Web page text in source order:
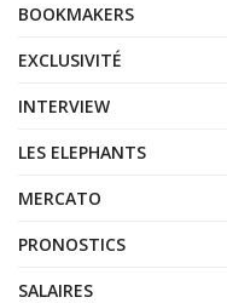
BOOKMAKERS
EXCLUSIVITÉ
INTERVIEW
LES ELEPHANTS
MERCATO
PRONOSTICS
SALAIRES